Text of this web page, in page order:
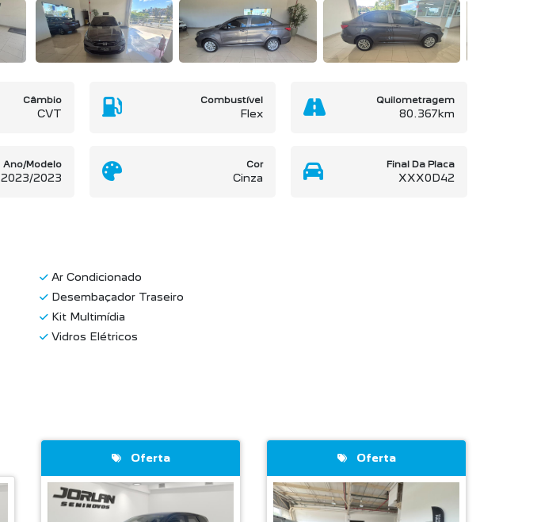
Câmbio
CVT
Combustível
Flex
Quilometragem
80.367km
Ano/Modelo
2023/2023
Cor
Cinza
Final Da Placa
XXX0D42
Ar Condicionado
Desembaçador Traseiro
Kit Multimídia
Vidros Elétricos
Oferta Oferta